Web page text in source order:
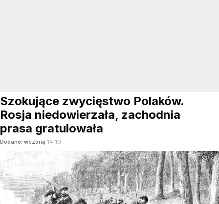
Szokujące zwycięstwo Polaków.
Rosja niedowierzała, zachodnia
prasa gratulowała
Dodano: wczoraj 14:10